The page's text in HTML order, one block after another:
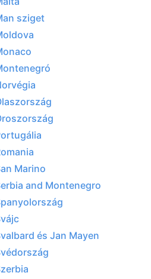
sziget
Marino
and Montenegro
és Jan Mayen